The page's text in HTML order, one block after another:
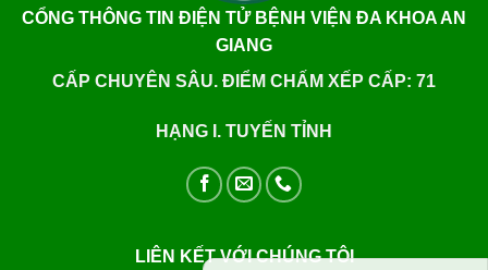
CỔNG THÔNG TIN ĐIỆN TỬ BỆNH VIỆN ĐA KHOA AN
GIANG
CẤP CHUYÊN SÂU. ĐIỂM CHẤM XẾP CẤP: 71
HẠNG I. TUYẾN TỈNH
LIÊN KẾT VỚI CHÚNG TÔI